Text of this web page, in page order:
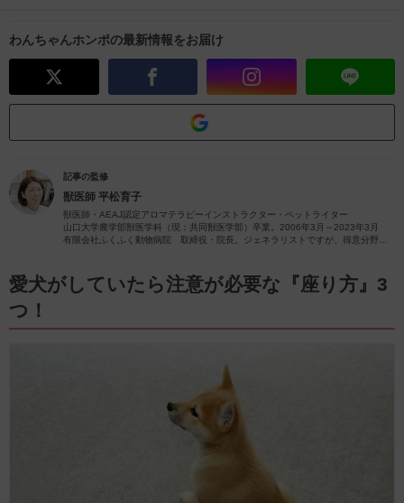
わんちゃんホンポの最新情報をお届け
記事の監修
獣医師 平松育子
獣医師・AEAJ認定アロマテラピーインストラクター・ペットライター
山口大学農学部獣医学科（現：共同獣医学部）卒業。2006年3月～2023年3月
有限会社ふくふく動物病院 取締役・院長。ジェネラリストですが、得意分野は
むアロマに関する情報をお届けします。
愛犬がしていたら注意が必要な『座り方』3
つ！